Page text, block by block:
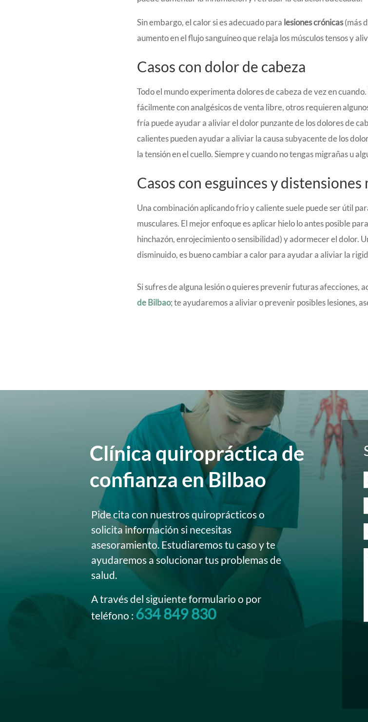
Sin embargo, el calor si es adecuado para lesiones crónicas(más
aumento en el flujo sanguíneo que relaja los músculos tensos y
Casos con dolor de cabeza
Todo el mundo experimenta dolores de cabeza de vez en
fácilmente con analgésicos de venta libre, otros requieren
fría puede ayudar a aliviar el dolor punzante de los dolores de
calientes pueden ayudar a aliviar la causa subyacente de los
la tensión en el cuello. Siempre y cuando no tengas migrañas u
Casos con esguinces y distensiones
Una combinación aplicando frio y caliente suele puede ser útil
musculares. El mejor enfoque es aplicar hielo lo antes posible
hinchazón, enrojecimiento o sensibilidad) y adormecer el dolor.
disminuido, es bueno cambiar a calor para ayudar a aliviar la
Si sufres de alguna lesión o quieres prevenir futuras afecciones,
de Bilbao; te ayudaremos a aliviar o prevenir posibles lesiones,
Clínica quiropráctica de
confianza en Bilbao
Pide cita con nuestros quiroprácticos o
solicita información si necesitas
asesoramiento. Estudiaremos tu caso y te
ayudaremos a solucionar tus problemas de
salud.
A través del siguiente formulario o por
teléfono : 634 849 830